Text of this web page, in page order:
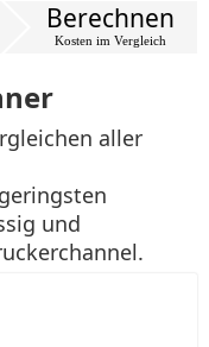
Berechnen
Kosten im Vergleich
aller
und